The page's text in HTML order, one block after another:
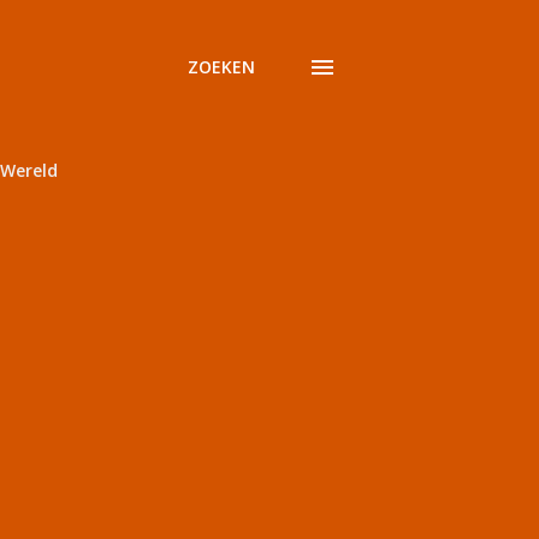
ZOEKEN